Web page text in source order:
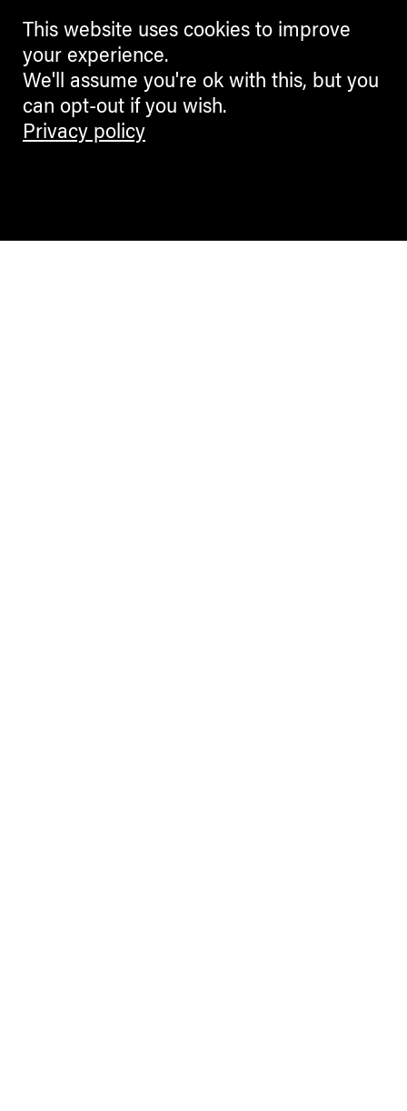
This website uses cookies to improve
your experience.
We'll assume you're ok with this, but you
can opt-out if you wish.
Privacy policy